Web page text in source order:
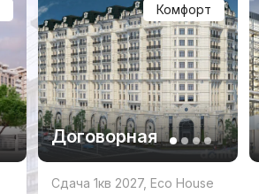
Комфорт
Договорная
Сдача 1кв 2027, Eco House